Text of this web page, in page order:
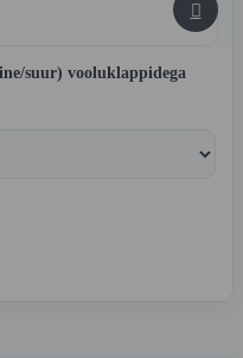

suur) vooluklappidega